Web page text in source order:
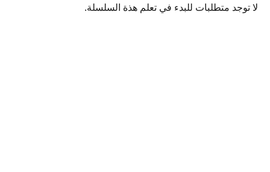
لا توجد متطلبات للبدء في تعلم هذة السلسلة.